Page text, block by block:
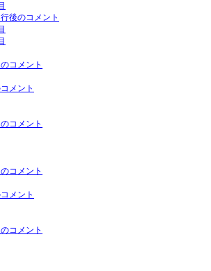
後のコメント
コメント
メント
コメント
コメント
メント
コメント